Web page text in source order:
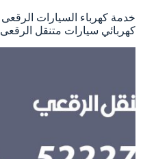
كهربائي سيارات متنقل الرقعى